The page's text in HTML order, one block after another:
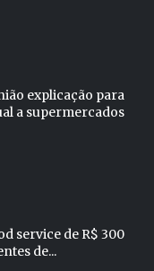
explicação para
a supermercados
service de R$ 300
de...